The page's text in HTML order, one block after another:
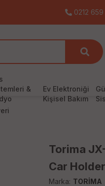
0212 659
&
Ev Elektroniği
Kişisel Bakım
Torima
Car
Marka: TORİMA